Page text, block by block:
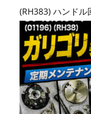
(RH383) ハンド